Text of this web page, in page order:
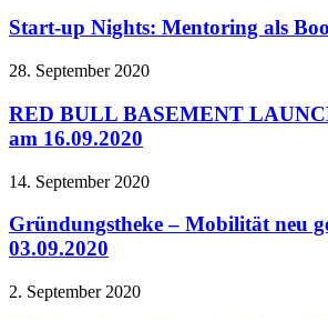
Start-up Nights: Mentoring als
28. September 2020
RED BULL BASEMENT
am 16.09.2020
14. September 2020
Gründungstheke – Mobilität neu
03.09.2020
2. September 2020